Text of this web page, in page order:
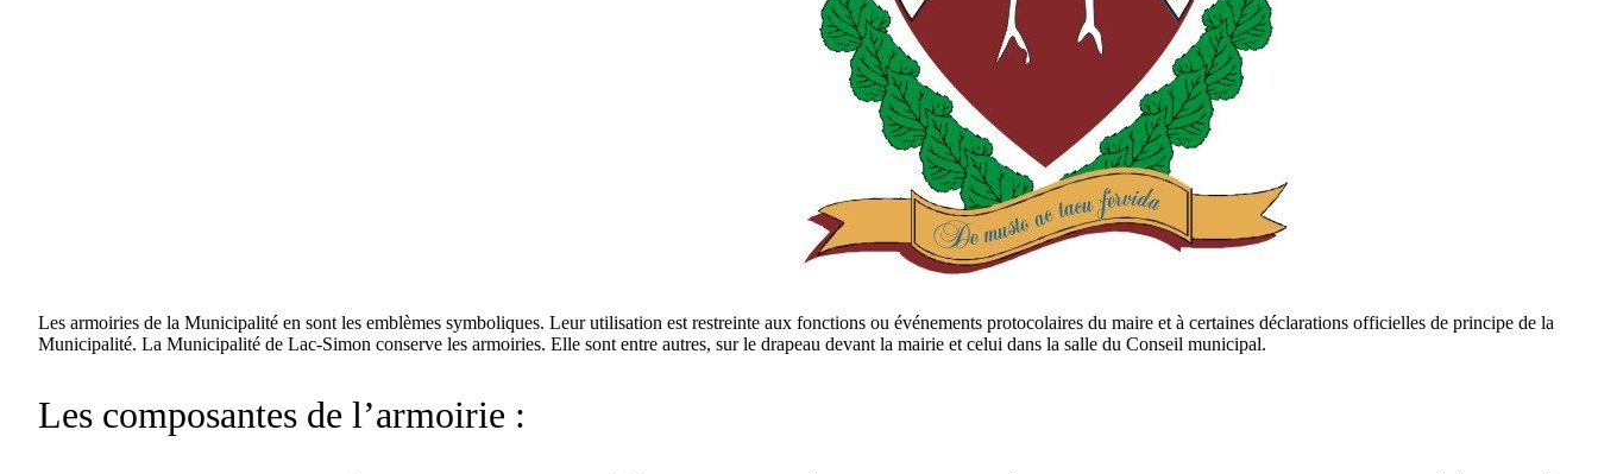
Les armoiries de la Municipalité en sont les emblèmes symboliques. Leur utilisation est restreinte aux fonctions ou événements protocolaires du maire et à certaines déclarations officielles de principe de la
Municipalité. La Municipalité de Lac-Simon conserve les armoiries. Elle sont entre autres, sur le drapeau devant la mairie et celui dans la salle du Conseil municipal.
Les composantes de l’armoirie :